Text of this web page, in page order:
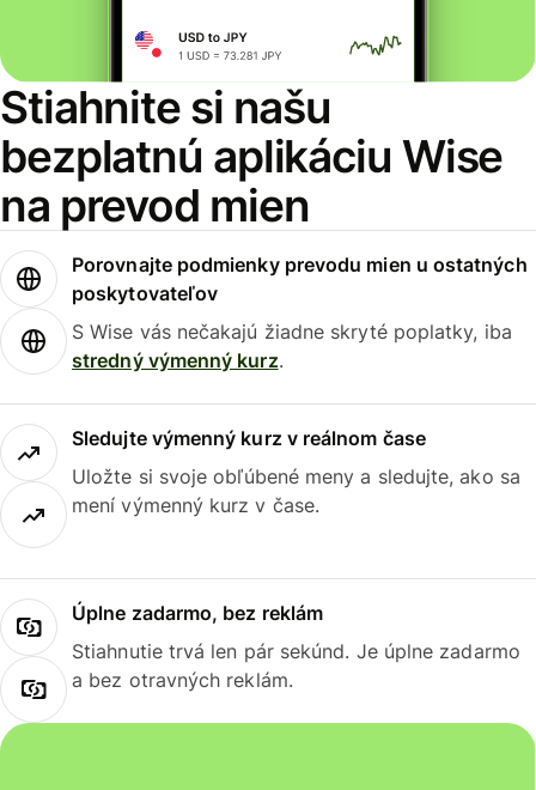
Stiahnite si našu
bezplatnú aplikáciu Wise
na prevod mien
Porovnajte podmienky prevodu mien u ostatných
poskytovateľov
S Wise vás nečakajú žiadne skryté poplatky, iba
stredný výmenný kurz.
Sledujte výmenný kurz v reálnom čase
Uložte si svoje obľúbené meny a sledujte, ako sa
mení výmenný kurz v čase.
Úplne zadarmo, bez reklám
Stiahnutie trvá len pár sekúnd. Je úplne zadarmo
a bez otravných reklám.